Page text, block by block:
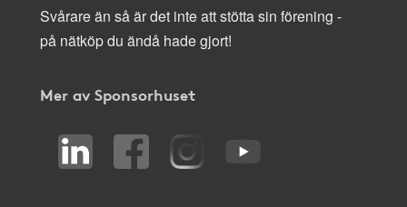
Svårare än så är det inte att stötta sin förening -
på nätköp du ändå hade gjort!
Mer av Sponsorhuset